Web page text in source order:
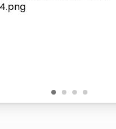
raccolta differenziata
1 2 3 4